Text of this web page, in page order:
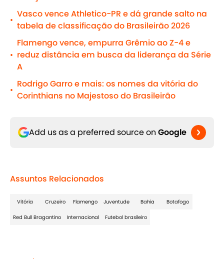
•
Vasco vence Athletico-PR e dá grande salto na
tabela de classificação do Brasileirão 2026
•
Flamengo vence, empurra Grêmio ao Z-4 e
reduz distância em busca da liderança da Série
A
•
Rodrigo Garro e mais: os nomes da vitória do
Corinthians no Majestoso do Brasileirão
Add us as a preferred source on Google
Assuntos Relacionados
Vitória Cruzeiro Flamengo Juventude Bahia Botafogo
Red Bull Bragantino Internacional Futebol brasileiro